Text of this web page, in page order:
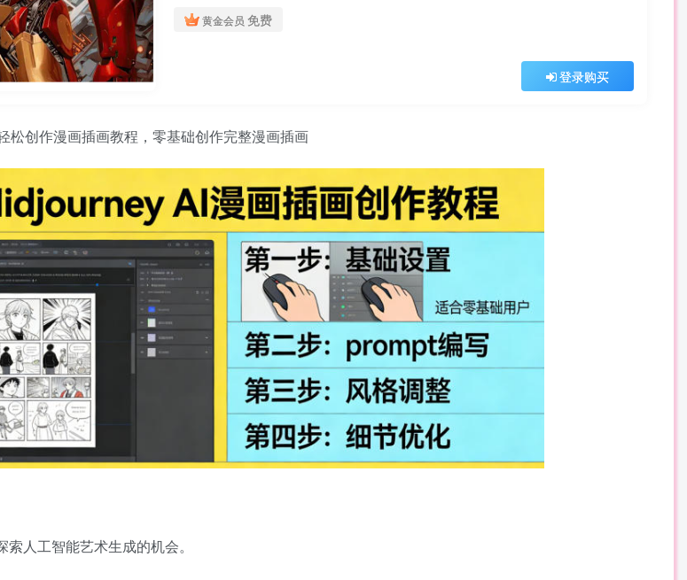
黄金会员 免费
登录购买
松创作漫画插画教程，零基础创作完整漫画插画
人工智能艺术生成的机会。